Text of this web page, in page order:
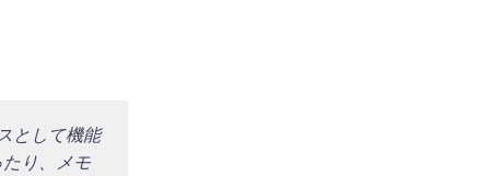
として機能
り、メモ